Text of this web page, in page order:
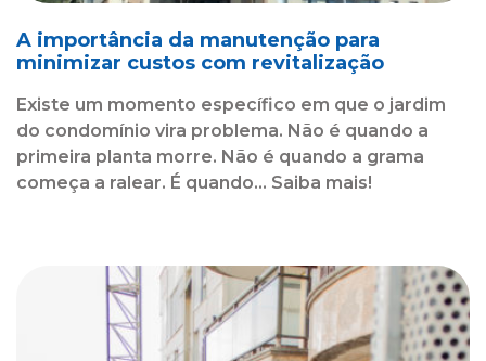
A importância da manutenção para
minimizar custos com revitalização
Existe um momento específico em que o jardim
do condomínio vira problema. Não é quando a
primeira planta morre. Não é quando a grama
começa a ralear. É quando... Saiba mais!